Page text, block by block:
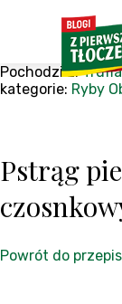
Pochodzi z:
kategorie: Ryby
Pstrąg
Powrót do